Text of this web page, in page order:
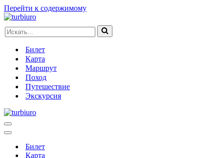
Перейти к содержимому
Искать...
Билет
Карта
Маршрут
Поход
Путешествие
Экскурсия
Меню
навигации
Меню
навигацииБилет
Карта